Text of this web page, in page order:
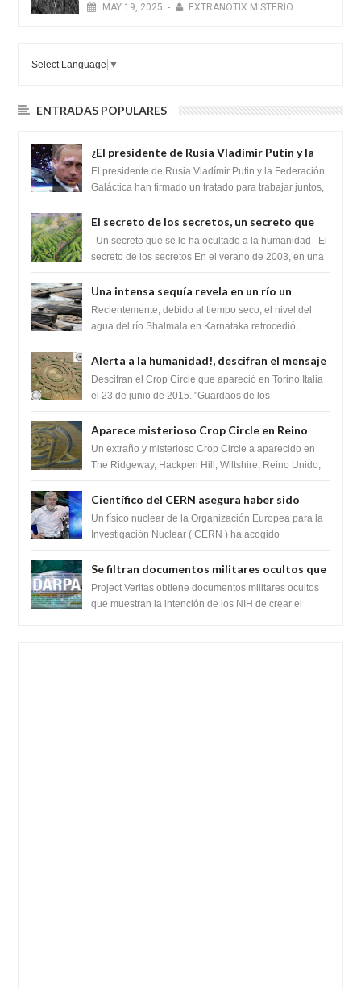
MAY 19, 2025 - EXTRANOTIX MISTERIO
Select Language ▼
ENTRADAS POPULARES
¿El presidente de Rusia Vladímir Putin y la
Federación Galactica han firmado un
tratado para acabar con los Sionistas?
El presidente de Rusia Vladímir Putin y la Federación
Galáctica han firmado un tratado para trabajar juntos,
El secreto de los secretos, un secreto que
cambiaría por completo el destino de la
humanidad
Un secreto que se le ha ocultado a la humanidad El
secreto de los secretos En el verano de 2003, en una
Una intensa sequía revela en un río un
impresionante hallazgo de miles de Shiva
Lingas
Recientemente, debido al tiempo seco, el nivel del
agua del río Shalmala en Karnataka retrocedió,
Alerta a la humanidad!, descifran el mensaje
del Crop Circle de Torino ,Italia
Descifran el Crop Circle que apareció en Torino Italia
el 23 de junio de 2015. "Guardaos de los
Aparece misterioso Crop Circle en Reino
Unido 23 de junio 2016
Un extraño y misterioso Crop Circle a aparecido en
The Ridgeway, Hackpen Hill, Wiltshire, Reino Unido,
Científico del CERN asegura haber sido
ayudado por seres de luz durante una
prueba del Colisionador de Hadrones
Un físico nuclear de la Organización Europea para la
Investigación Nuclear ( CERN ) ha acogido
Se filtran documentos militares ocultos que
muestran la intención de los NIH de crear el
SARS-CoV-2, utilizando la investigación de
Project Veritas obtiene documentos militares ocultos
que muestran la intención de los NIH de crear el